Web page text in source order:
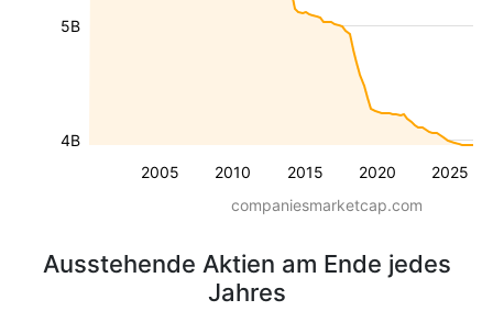
2005 2010 2015 2020 2025
4B
5B
companiesmarketcap.com
Ausstehende Aktien am Ende jedes
Jahres